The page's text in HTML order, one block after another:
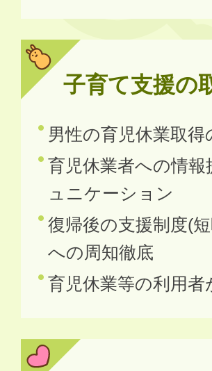
子育て支援の
男性の育児休業取得
育児休業者への情
ュニケーション
復帰後の支援制度(
への周知徹底
育児休業等の利用